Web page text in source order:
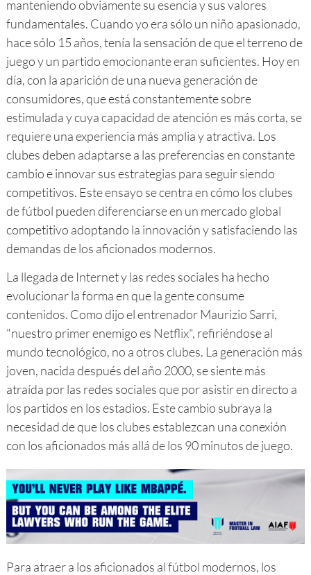
manteniendo obviamente su esencia y sus valores
fundamentales. Cuando yo era sólo un niño apasionado,
hace sólo 15 años, tenía la sensación de que el terreno de
juego y un partido emocionante eran suficientes. Hoy en
día, con la aparición de una nueva generación de
consumidores, que está constantemente sobre
estimulada y cuya capacidad de atención es más corta, se
requiere una experiencia más amplia y atractiva. Los
clubes deben adaptarse a las preferencias en constante
cambio e innovar sus estrategias para seguir siendo
competitivos. Este ensayo se centra en cómo los clubes
de fútbol pueden diferenciarse en un mercado global
competitivo adoptando la innovación y satisfaciendo las
demandas de los aficionados modernos.
La llegada de Internet y las redes sociales ha hecho
evolucionar la forma en que la gente consume
contenidos. Como dijo el entrenador Maurizio Sarri,
"nuestro primer enemigo es Netflix", refiriéndose al
mundo tecnológico, no a otros clubes. La generación más
joven, nacida después del año 2000, se siente más
atraída por las redes sociales que por asistir en directo a
los partidos en los estadios. Este cambio subraya la
necesidad de que los clubes establezcan una conexión
con los aficionados más allá de los 90 minutos de juego.
Para atraer a los aficionados al fútbol modernos, los